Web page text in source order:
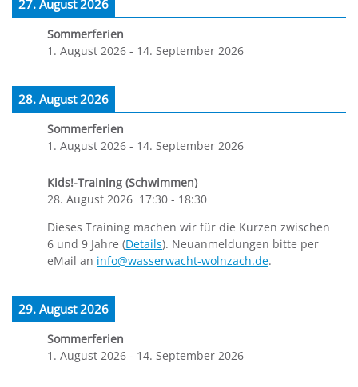
27. August 2026
Sommerferien
1. August 2026 - 14. September 2026
28. August 2026
Sommerferien
1. August 2026 - 14. September 2026
Kids!-Training (Schwimmen)
28. August 2026 17:30 - 18:30
Dieses Training machen wir für die Kurzen zwischen
6 und 9 Jahre (Details). Neuanmeldungen bitte per
eMail an info@wasserwacht-wolnzach.de.
29. August 2026
Sommerferien
1. August 2026 - 14. September 2026